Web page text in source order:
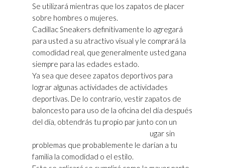
Se utilizará mientras que los zapatos de placer
sobre hombres o mujeres.
Cadillac Sneakers definitivamente lo agregará
para usted a su atractivo visual y le comprará la
comodidad real, que generalmente usted gana
siempre para las edades estado.
Ya sea que desee zapatos deportivos para
lograr algunas actividades de actividades
deportivas. De lo contrario, vestir zapatos de
baloncesto para uso de la oficina del día después
del día, obtendrás tu propio par junto con un
ugar sin
problemas que probablemente le darían a tu
familia la comodidad o el estilo.